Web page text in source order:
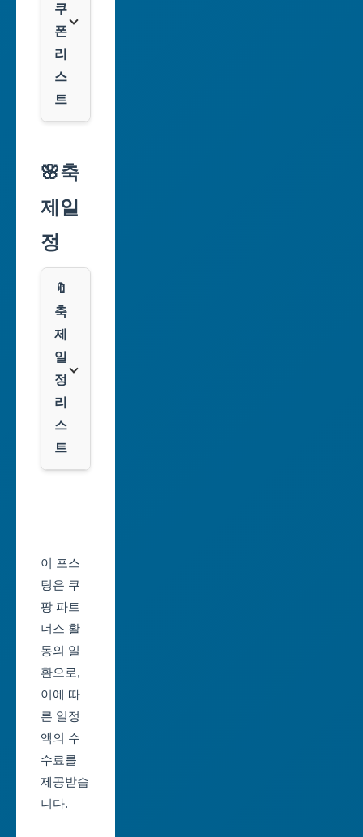
시
대
인
광
역
주
광
역
시
대
전
광
광
역
시
세
종
특
쿠
폰
리
스
트
리
스
레
쿠
팡
클
룩
🌸축
제일
정
🔖
축
제
일
정
리
스
트
일
정
부
산
제
대
구
이 포스
팅은 쿠
팡 파트
너스 활
동의 일
환으로,
이에 따
른 일정
액의 수
수료를
제공받습
니다.